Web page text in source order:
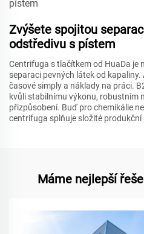
Zvýšete spojitou
odstředivu s pístem
Centrifuga s tlačítkem od HuaDa je
separaci pevných látek od
časové simply a náklady na práci.
kvůli stabilnímu výkonu, robustním
přizpůsobení. Buď pro chemikálie
centrifuga splňuje složité produkční
Máme nejlepší